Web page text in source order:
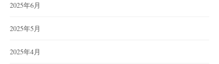
2025年6月
2025年5月
2025年4月